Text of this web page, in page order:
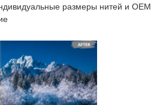
размеры нитей и OEM